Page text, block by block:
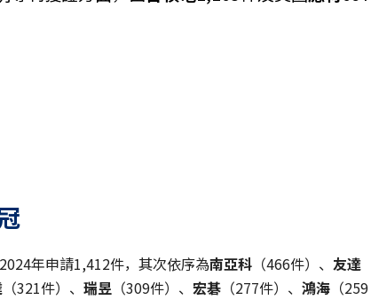
年申請1,412件，其次依序為南亞科 （466件）、 友達
（321件）、 瑞昱 （309件）、 宏碁 （277件）、 鴻海 （259